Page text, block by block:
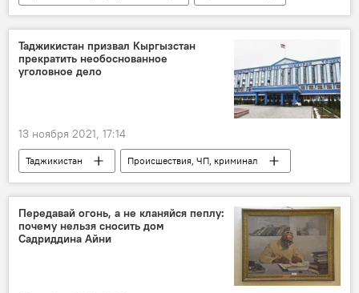
Кабул
Таджикистан призвал Кыргызстан
прекратить необоснованное
уголовное дело
13 ноября 2021, 17:14
Таджикистан
Происшествия, ЧП, криминал
Таджикско-кыргызская граница: последние новости
Россия
Передавай огонь, а не кланяйся пеплу:
почему нельзя сносить дом
Садриддина Айни